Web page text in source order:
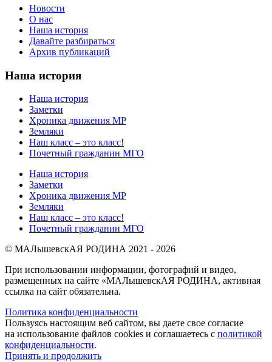
Новости
О нас
Наша история
Давайте разбираться
Архив публикаций
Наша история
Наша история
Заметки
Хроника движения МР
Земляки
Наш класс – это класс!
Почетный гражданин МГО
Наша история
Заметки
Хроника движения МР
Земляки
Наш класс – это класс!
Почетный гражданин МГО
© МАЛышевскАЯ РОДИНА 2021 - 2026
При использовании информации, фотографий и видео,
размещенных на сайте «МАЛышевскАЯ РОДИНА, активная
ссылка на сайт обязательна.
Политика конфиденциальности
Пользуясь настоящим веб сайтом, вы даете свое согласие
на использование файлов cookies и соглашаетесь с политикой
конфиденциальности.
Принять и продолжить